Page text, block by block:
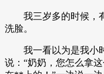
我三岁多的时候，有
洗脸。
我一看以为是我小时
说：“奶奶，您怎么拿